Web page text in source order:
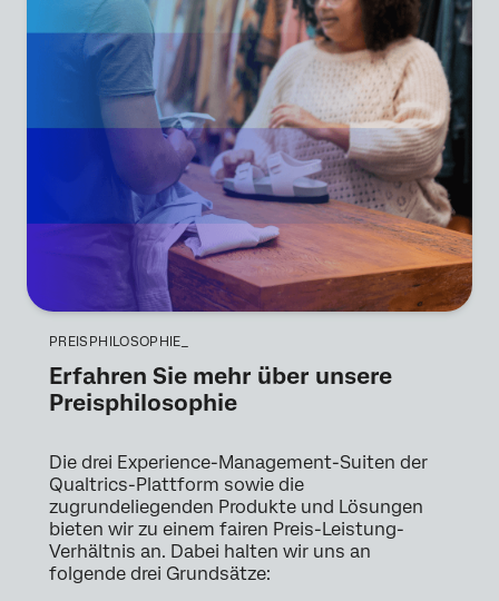
PREISPHILOSOPHIE_
Erfahren Sie mehr über unsere
Preisphilosophie
Die drei Experience-Management-Suiten der
Qualtrics-Plattform sowie die
zugrundeliegenden Produkte und Lösungen
bieten wir zu einem fairen Preis-Leistung-
Verhältnis an. Dabei halten wir uns an
folgende drei Grundsätze: